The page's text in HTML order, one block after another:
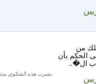
من
الحكم بأن
ال�..
نشرت هذه الشكوى منذ 7 سنة